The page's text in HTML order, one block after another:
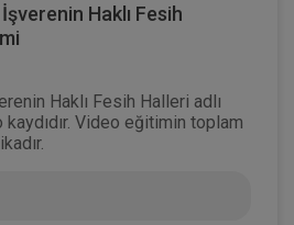
Haklı Fesih
Haklı Fesih Halleri adlı
Video eğitimin toplam